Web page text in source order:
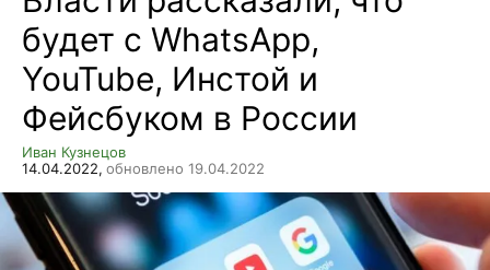
будет с WhatsApp,
YouTube, Инстой и
Фейсбуком в России
Иван Кузнецов
14.04.2022, обновлено 19.04.2022